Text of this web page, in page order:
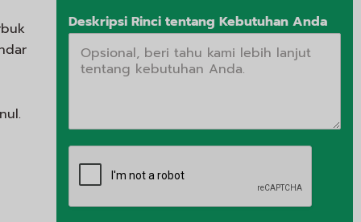
Deskripsi Rinci tentang Kebutuhan Anda